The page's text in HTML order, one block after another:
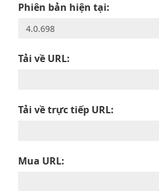
Phiên bản hiện tại:
Tải về URL:
Tải về trực tiếp URL:
Mua URL: